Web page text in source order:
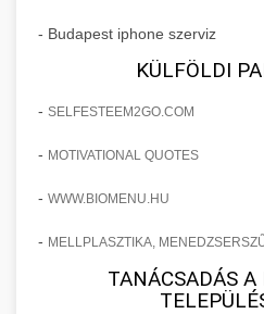
- Budapest iphone szerviz
KÜLFÖLDI
- SELFESTEEM2GO.COM
- MOTIVATIONAL QUOTES
- WWW.BIOMENU.HU
- MELLPLASZTIKA,
TANÁCSADÁS A